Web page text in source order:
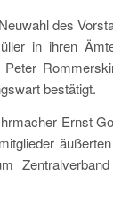
des
in ihren
bestätigt.
Ernst